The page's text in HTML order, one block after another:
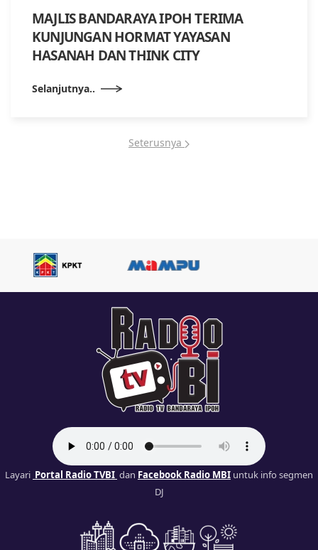
MAJLIS BANDARAYA IPOH TERIMA
KUNJUNGAN HORMAT YAYASAN
HASANAH DAN THINK CITY
Selanjutnya..
Seterusnya
Layari Portal Radio TVBI dan Facebook Radio MBI untuk info segmen
DJ